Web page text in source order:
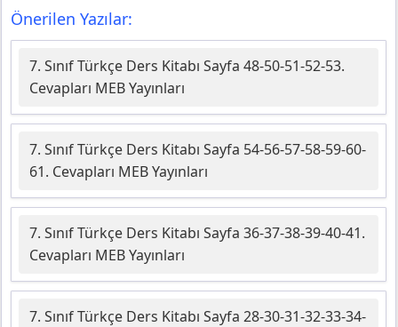
Önerilen Yazılar:
7. Sınıf Türkçe Ders Kitabı Sayfa 48-50-51-52-53.
Cevapları MEB Yayınları
7. Sınıf Türkçe Ders Kitabı Sayfa 54-56-57-58-59-60-
61. Cevapları MEB Yayınları
7. Sınıf Türkçe Ders Kitabı Sayfa 36-37-38-39-40-41.
Cevapları MEB Yayınları
7. Sınıf Türkçe Ders Kitabı Sayfa 28-30-31-32-33-34-